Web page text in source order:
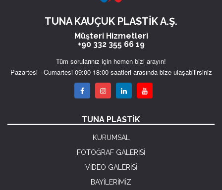
TUNA KAUÇUK PLASTİK A.Ş.
Müşteri Hizmetleri
+90 332 355 66 19
Tüm sorularınız için hemen bizi arayın!
Pazartesi - Cumartesi 09:00-18:00 saatleri arasında bize ulaşabilirsiniz
TUNA PLASTİK
KURUMSAL
FOTOĞRAF GALERİSİ
VİDEO GALERİSİ
BAYİLERİMİZ